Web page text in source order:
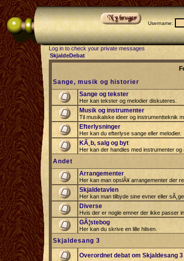
Username:
Log in to check your private messages
SkjaldeDebat
Sange, musik og historier
Sange og tekster
Her kan tekster og melodier diskuteres.
Musik og instrumenter
Til musikalske ideer og instrumentteknik
Efterlysninger
Her kan du efterlyse sange eller melodier.
KÃ¸b, salg og byt
Her kan der handles med instrumenter
Andet
Arrangementer
Her kan man opslÃ¥ arrangementer der
Skjaldetavlen
Her kan man tilbyde sine evner eller
Diverse
Hvis der er nogle emner der ikke passer
GÃ¦stebog
Her kan du skrive en lille hilsen.
Skjaldesang 3
Overordnet debat om Skjaldesang 3